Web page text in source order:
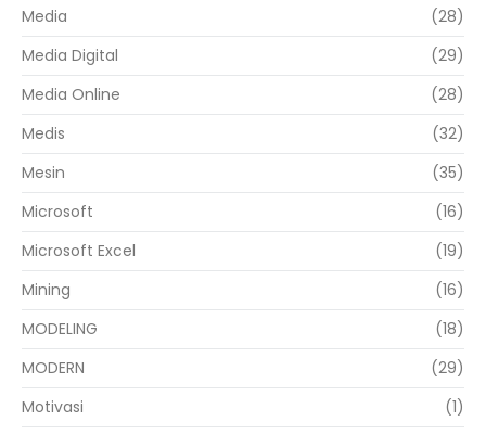
Media
(28)
Media Digital
(29)
Media Online
(28)
Medis
(32)
Mesin
(35)
Microsoft
(16)
Microsoft Excel
(19)
Mining
(16)
MODELING
(18)
MODERN
(29)
Motivasi
(1)